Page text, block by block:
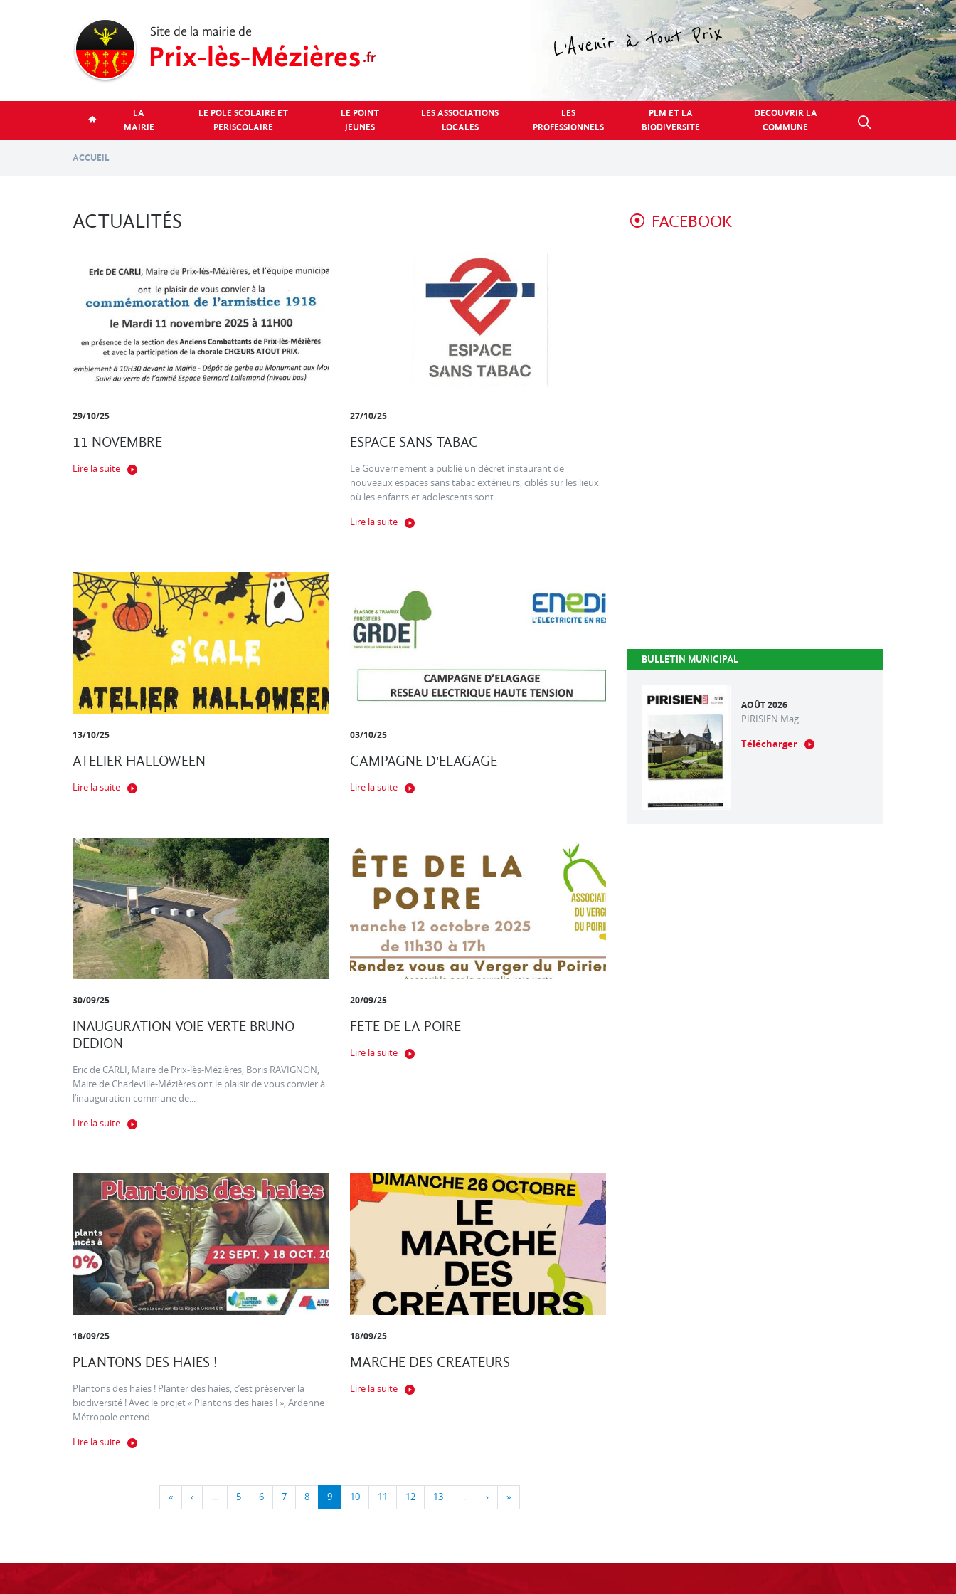
LA
MAIRIE
LE POLE SCOLAIRE ET
PERISCOLAIRE
LE POINT
JEUNES
LES ASSOCIATIONS
LOCALES
LES
PROFESSIONNELS
PLM ET LA
BIODIVERSITE
DECOUVRIR LA
COMMUNE
ACCUEIL
ACTUALITÉS
29/10/25
11 NOVEMBRE
Lire la suite
27/10/25
ESPACE SANS TABAC
Le Gouvernement a publié un décret instaurant de
nouveaux espaces sans tabac extérieurs, ciblés sur les lieux
où les enfants et adolescents sont...
Lire la suite
13/10/25
ATELIER HALLOWEEN
Lire la suite
03/10/25
CAMPAGNE D'ELAGAGE
Lire la suite
30/09/25
INAUGURATION VOIE VERTE BRUNO
DEDION
Eric de CARLI, Maire de Prix-lès-Mézières, Boris RAVIGNON,
Maire de Charleville-Mézières ont le plaisir de vous convier à
l’inauguration commune de...
Lire la suite
20/09/25
FETE DE LA POIRE
Lire la suite
18/09/25
PLANTONS DES HAIES !
Plantons des haies ! Planter des haies, c’est préserver la
biodiversité ! Avec le projet « Plantons des haies ! », Ardenne
Métropole entend...
Lire la suite
18/09/25
MARCHE DES CREATEURS
Lire la suite
« ‹ … 5 6 7 8 9 10 11 12 13 … › »
FACEBOOK
BULLETIN MUNICIPAL
AOÛT 2026
PIRISIEN Mag
Télécharger